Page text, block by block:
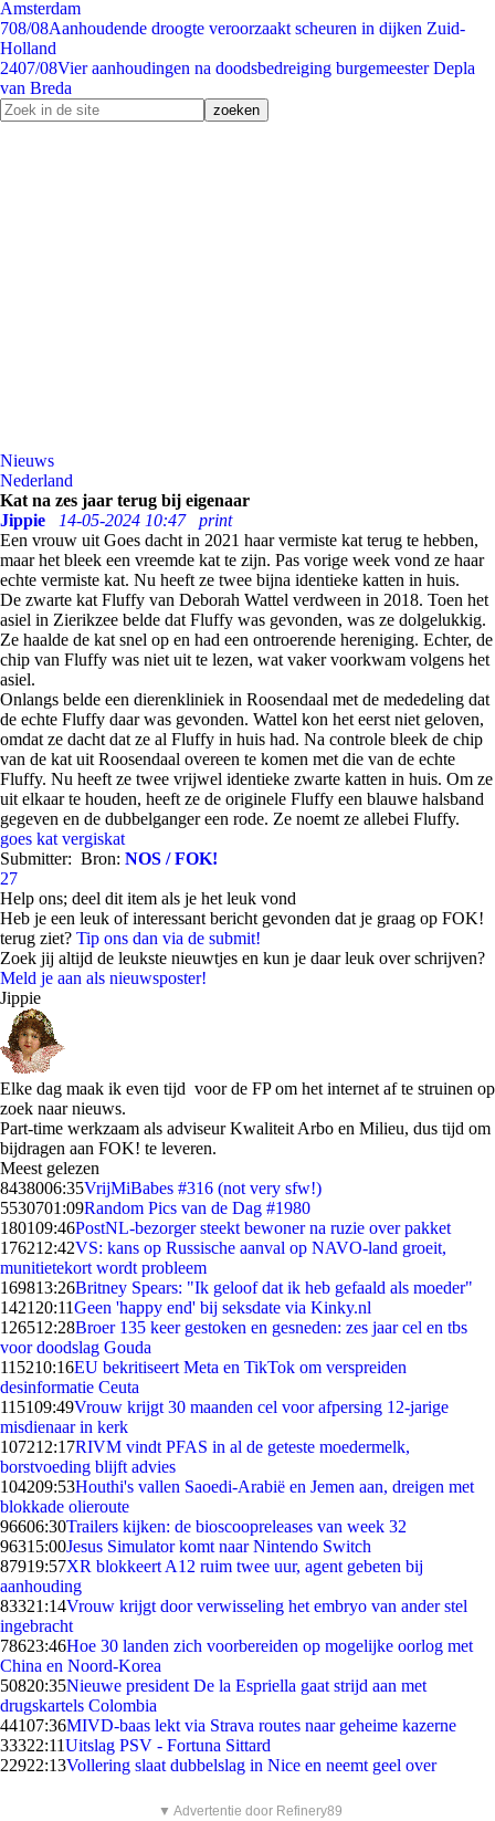
Amsterdam
708/08Aanhoudende droogte veroorzaakt scheuren in dijken Zuid-
Holland
2407/08Vier aanhoudingen na doodsbedreiging burgemeester Depla
van Breda
Nieuws
Nederland
Kat na zes jaar terug bij eigenaar
Jippie
14-05-2024 10:47
print
Een vrouw uit Goes dacht in 2021 haar vermiste kat terug te hebben,
maar het bleek een vreemde kat te zijn. Pas vorige week vond ze haar
echte vermiste kat. Nu heeft ze twee bijna identieke katten in huis.
De zwarte kat Fluffy van Deborah Wattel verdween in 2018. Toen het
asiel in Zierikzee belde dat Fluffy was gevonden, was ze dolgelukkig.
Ze haalde de kat snel op en had een ontroerende hereniging. Echter, de
chip van Fluffy was niet uit te lezen, wat vaker voorkwam volgens het
asiel.
Onlangs belde een dierenkliniek in Roosendaal met de mededeling dat
de echte Fluffy daar was gevonden. Wattel kon het eerst niet geloven,
omdat ze dacht dat ze al Fluffy in huis had. Na controle bleek de chip
van de kat uit Roosendaal overeen te komen met die van de echte
Fluffy. Nu heeft ze twee vrijwel identieke zwarte katten in huis. Om ze
uit elkaar te houden, heeft ze de originele Fluffy een blauwe halsband
gegeven en de dubbelganger een rode. Ze noemt ze allebei Fluffy.
goes kat vergiskat
Submitter: Bron: NOS / FOK!
27
Help ons; deel dit item als je het leuk vond
Heb je een leuk of interessant bericht gevonden dat je graag op FOK!
terug ziet? Tip ons dan via de submit!
Zoek jij altijd de leukste nieuwtjes en kun je daar leuk over schrijven?
Meld je aan als nieuwsposter!
Jippie
Elke dag maak ik even tijd voor de FP om het internet af te struinen op
zoek naar nieuws.
Part-time werkzaam als adviseur Kwaliteit Arbo en Milieu, dus tijd om
bijdragen aan FOK! te leveren.
Meest gelezen
8438006:35VrijMiBabes #316 (not very sfw!)
5530701:09Random Pics van de Dag #1980
180109:46PostNL-bezorger steekt bewoner na ruzie over pakket
176212:42VS: kans op Russische aanval op NAVO-land groeit,
munitietekort wordt probleem
169813:26Britney Spears: "Ik geloof dat ik heb gefaald als moeder"
1421 20:11Geen 'happy end' bij seksdate via Kinky.nl
126512:28Broer 135 keer gestoken en gesneden: zes jaar cel en tbs
voor doodslag Gouda
115210:16EU bekritiseert Meta en TikTok om verspreiden
desinformatie Ceuta
115109:49Vrouw krijgt 30 maanden cel voor afpersing 12-jarige
misdienaar in kerk
107212:17RIVM vindt PFAS in al de geteste moedermelk,
borstvoeding blijft advies
104209:53Houthi's vallen Saoedi-Arabië en Jemen aan, dreigen met
blokkade olieroute
96606:30Trailers kijken: de bioscoopreleases van week 32
96315:00Jesus Simulator komt naar Nintendo Switch
87919:57XR blokkeert A12 ruim twee uur, agent gebeten bij
aanhouding
83321:14Vrouw krijgt door verwisseling het embryo van ander stel
ingebracht
78623:46Hoe 30 landen zich voorbereiden op mogelijke oorlog met
China en Noord-Korea
50820:35Nieuwe president De la Espriella gaat strijd aan met
drugskartels Colombia
44107:36MIVD-baas lekt via Strava routes naar geheime kazerne
33322:11Uitslag PSV - Fortuna Sittard
22922:13Vollering slaat dubbelslag in Nice en neemt geel over
▼ Advertentie door Refinery89